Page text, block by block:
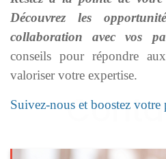
Découvrez les
collaboration avec vos
conseils pour répondre
valoriser votre expertise.
Suivez-nous et boostez votre